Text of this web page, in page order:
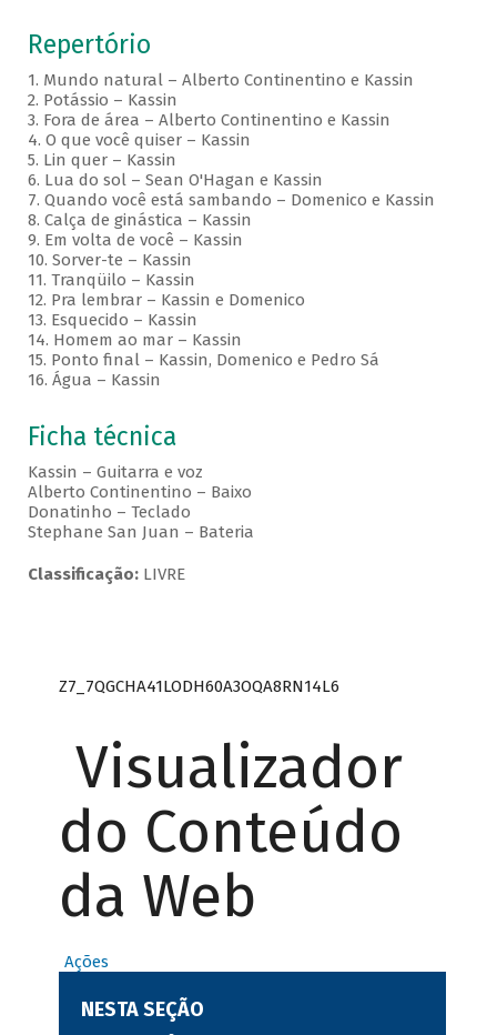
Repertório
1. Mundo natural – Alberto Continentino e Kassin
2. Potássio – Kassin
3. Fora de área – Alberto Continentino e Kassin
4. O que você quiser – Kassin
5. Lin quer – Kassin
6. Lua do sol – Sean O'Hagan e Kassin
7. Quando você está sambando – Domenico e Kassin
8. Calça de ginástica – Kassin
9. Em volta de você – Kassin
10. Sorver-te – Kassin
11. Tranqüilo – Kassin
12. Pra lembrar – Kassin e Domenico
13. Esquecido – Kassin
14. Homem ao mar – Kassin
15. Ponto final – Kassin, Domenico e Pedro Sá
16. Água – Kassin
Ficha técnica
Kassin – Guitarra e voz
Alberto Continentino – Baixo
Donatinho – Teclado
Stephane San Juan – Bateria
Classificação:LIVRE
Z7_7QGCHA41LODH60A3OQA8RN14L6
Visualizador
do Conteúdo
da Web
Ações
NESTA SEÇÃO